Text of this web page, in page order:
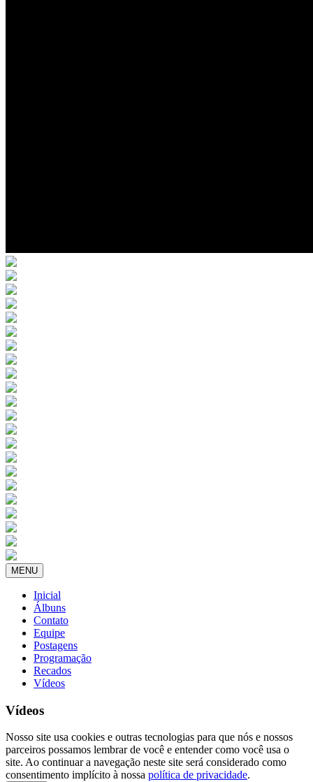
MENU
Inicial
Álbuns
Contato
Equipe
Postagens
Programação
Recados
Vídeos
Vídeos
Nosso site usa cookies e outras tecnologias para que nós e nossos
parceiros possamos lembrar de você e entender como você usa o
site. Ao continuar a navegação neste site será considerado como
consentimento implícito à nossa política de privacidade.